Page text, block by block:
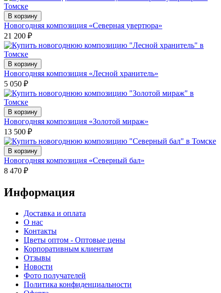
В корзину
Новогодняя композиция «Северная увертюра»
21 200 ₽
В корзину
Новогодняя композиция «Лесной хранитель»
5 050 ₽
В корзину
Новогодняя композиция «Золотой мираж»
13 500 ₽
В корзину
Новогодняя композиция «Северный бал»
8 470 ₽
Информация
Доставка и оплата
О нас
Контакты
Цветы оптом - Оптовые цены
Корпоративным клиентам
Отзывы
Новости
Фото получателей
Политика конфиденциальности